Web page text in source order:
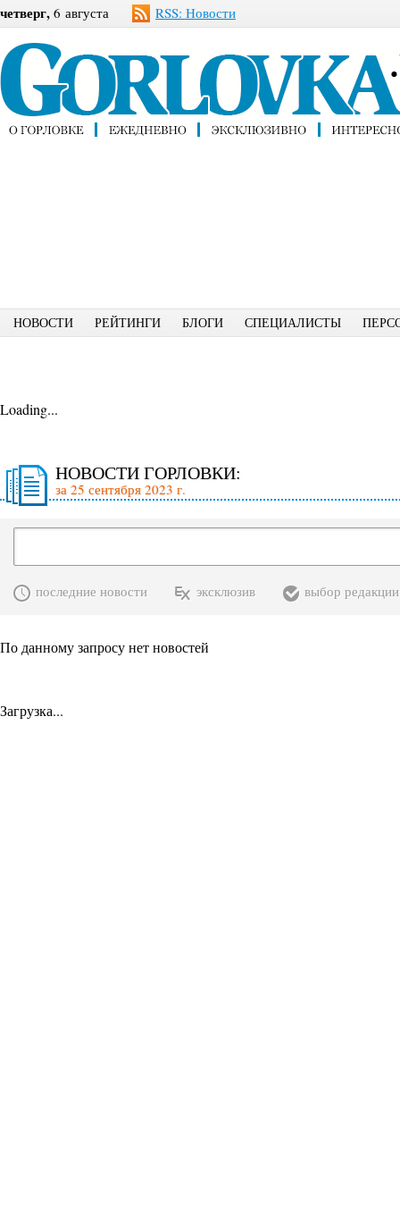
четверг, 6 августа RSS: Новости
НОВОСТИ РЕЙТИНГИ БЛОГИ СПЕЦИАЛИСТЫ
Loading...
НОВОСТИ ГОРЛОВКИ:
за 25 сентября 2023 г.
последние новости эксклюзив выбор редакции
По данному запросу нет новостей
Загрузка...